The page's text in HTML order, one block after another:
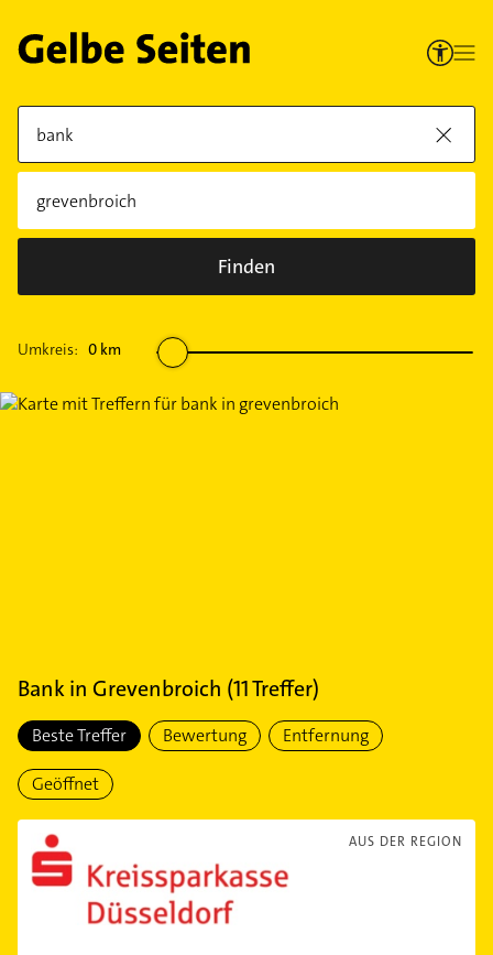
Finden
Umkreis: 0 km
Bankin Grevenbroich (11Treffer)
Beste Treffer Bewertung Entfernung
Geöffnet
AUS DER REGION